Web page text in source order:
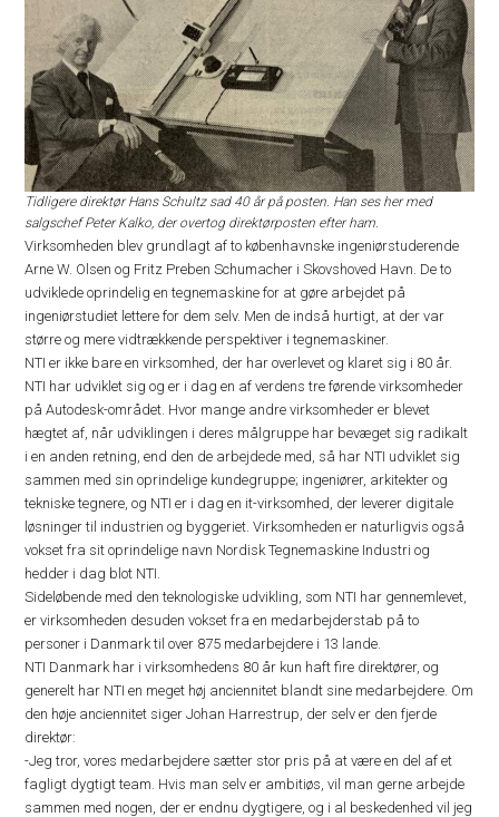
Tidligere direktør Hans Schultz sad 40 år på posten. Han ses her med
salgschef Peter Kalko, der overtog direktørposten efter ham.
Virksomheden blev grundlagt af to københavnske ingeniørstuderende
Arne W. Olsen og Fritz Preben Schumacher i Skovshoved Havn. De to
udviklede oprindelig en tegnemaskine for at gøre arbejdet på
ingeniørstudiet lettere for dem selv. Men de indså hurtigt, at der var
større og mere vidtrækkende perspektiver i tegnemaskiner.
NTI er ikke bare en virksomhed, der har overlevet og klaret sig i 80 år.
NTI har udviklet sig og er i dag en af verdens tre førende virksomheder
på Autodesk-området. Hvor mange andre virksomheder er blevet
hægtet af, når udviklingen i deres målgruppe har bevæget sig radikalt
i en anden retning, end den de arbejdede med, så har NTI udviklet sig
sammen med sin oprindelige kundegruppe; ingeniører, arkitekter og
tekniske tegnere, og NTI er i dag en it-virksomhed, der leverer digitale
løsninger til industrien og byggeriet. Virksomheden er naturligvis også
vokset fra sit oprindelige navn Nordisk Tegnemaskine Industri og
hedder i dag blot NTI.
Sideløbende med den teknologiske udvikling, som NTI har gennemlevet,
er virksomheden desuden vokset fra en medarbejderstab på to
personer i Danmark til over 875 medarbejdere i 13 lande.
NTI Danmark har i virksomhedens 80 år kun haft fire direktører, og
generelt har NTI en meget høj anciennitet blandt sine medarbejdere. Om
den høje anciennitet siger Johan Harrestrup, der selv er den fjerde
direktør:
-Jeg tror, vores medarbejdere sætter stor pris på at være en del af et
fagligt dygtigt team. Hvis man selv er ambitiøs, vil man gerne arbejde
sammen med nogen, der er endnu dygtigere, og i al beskedenhed vil jeg